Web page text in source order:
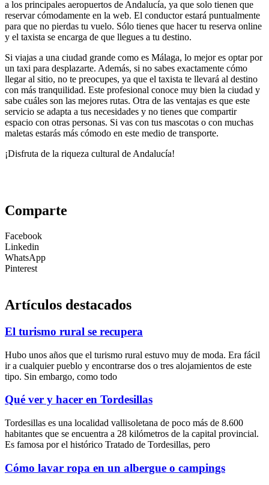
a los principales aeropuertos de Andalucía, ya que solo tienen que
reservar cómodamente en la web. El conductor estará puntualmente
para que no pierdas tu vuelo. Sólo tienes que hacer tu reserva online
y el taxista se encarga de que llegues a tu destino.
Si viajas a una ciudad grande como es Málaga, lo mejor es optar por
un taxi para desplazarte. Además, si no sabes exactamente cómo
llegar al sitio, no te preocupes, ya que el taxista te llevará al destino
con más tranquilidad. Este profesional conoce muy bien la ciudad y
sabe cuáles son las mejores rutas. Otra de las ventajas es que este
servicio se adapta a tus necesidades y no tienes que compartir
espacio con otras personas. Si vas con tus mascotas o con muchas
maletas estarás más cómodo en este medio de transporte.
¡Disfruta de la riqueza cultural de Andalucía!
Comparte
Facebook
Linkedin
WhatsApp
Pinterest
Artículos destacados
El turismo rural se recupera
Hubo unos años que el turismo rural estuvo muy de moda. Era fácil
ir a cualquier pueblo y encontrarse dos o tres alojamientos de este
tipo. Sin embargo, como todo
Qué ver y hacer en Tordesillas
Tordesillas es una localidad vallisoletana de poco más de 8.600
habitantes que se encuentra a 28 kilómetros de la capital provincial.
Es famosa por el histórico Tratado de Tordesillas, pero
Cómo lavar ropa en un albergue o campings